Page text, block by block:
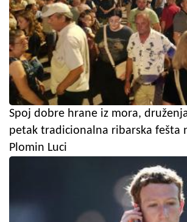
Spoj dobre hrane iz mora,
petak tradicionalna ribarska fešta
Plomin Luci